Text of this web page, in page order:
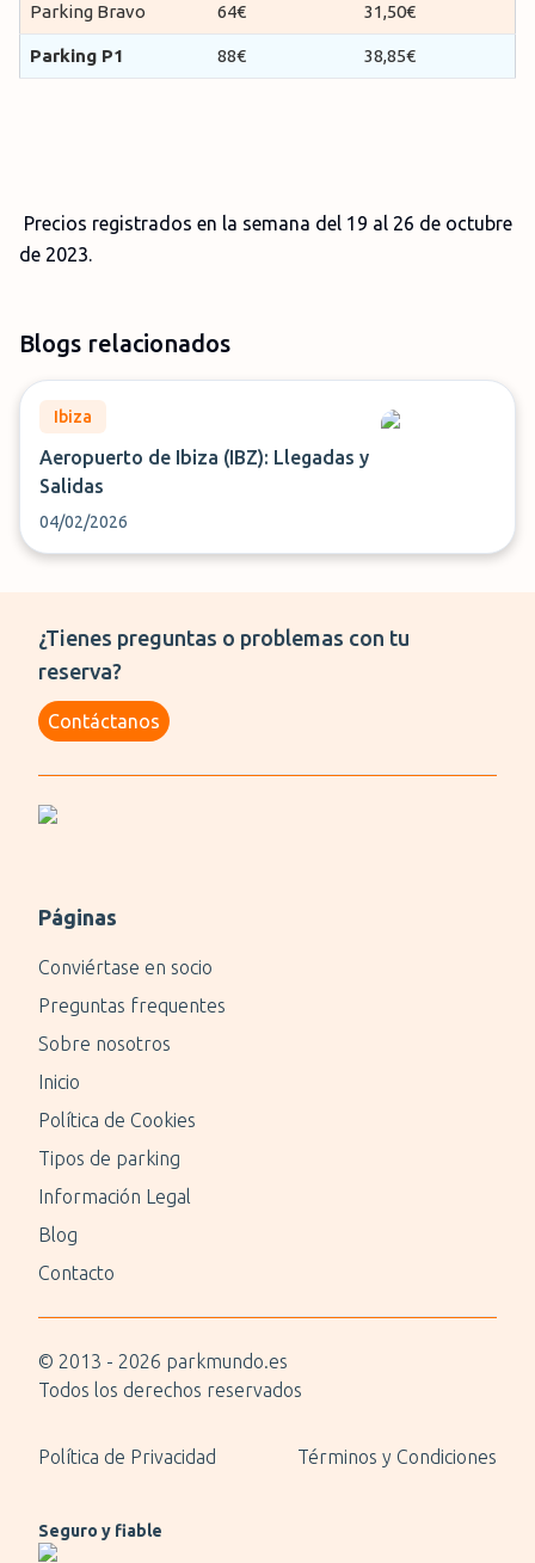
Parking Bravo 64€ 31,50€
Parking P1 88€ 38,85€
Precios registrados en la semana del 19 al 26 de octubre
de 2023.
Blogs relacionados
Ibiza
Aeropuerto de Ibiza (IBZ): Llegadas y
Salidas
04/02/2026
¿Tienes preguntas o problemas con tu
reserva?
Contáctanos
Páginas
Conviértase en socio
Preguntas frequentes
Sobre nosotros
Inicio
Política de Cookies
Tipos de parking
Información Legal
Blog
Contacto
© 2013 - 2026 parkmundo.es
Todos los derechos reservados
Política de Privacidad Términos y Condiciones
Seguro y fiable